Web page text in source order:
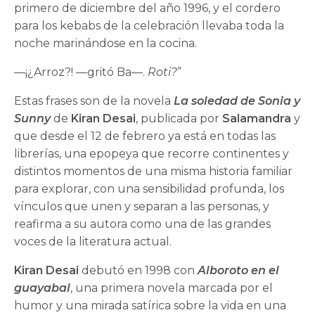
primero de diciembre del año 1996, y el cordero
para los kebabs de la celebración llevaba toda la
noche marinándose en la cocina.
—¡¿Arroz?! —gritó Ba—. Roti?”
Estas frases son de la novelaLa soledad de Sonia y
Sunnyde Kiran Desai, publicada por Salamandra y
que desde el 12 de febrero ya está en todas las
librerías, una epopeya que recorre continentes y
distintos momentos de una misma historia familiar
para explorar, con una sensibilidad profunda, los
vínculos que unen y separan a las personas, y
reafirma a su autora como una de las grandes
voces de la literatura actual.
Kiran Desai debutó en 1998 conAlboroto en el
guayabal, una primera novela marcada por el
humor y una mirada satírica sobre la vida en una